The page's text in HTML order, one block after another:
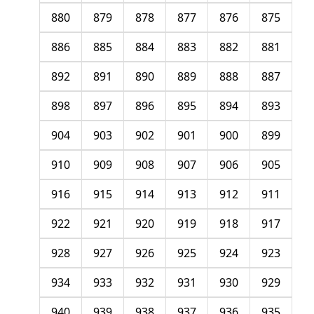
875
876
877
878
879
880
881
882
883
884
885
886
887
888
889
890
891
892
893
894
895
896
897
898
899
900
901
902
903
904
905
906
907
908
909
910
911
912
913
914
915
916
917
918
919
920
921
922
923
924
925
926
927
928
929
930
931
932
933
934